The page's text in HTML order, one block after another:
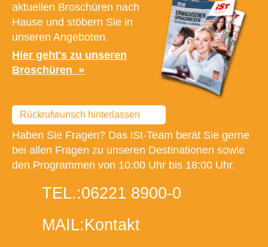
aktuellen Broschüren nach
Hause und stöbern Sie in
unseren Angeboten.
Hier geht's zu unseren
Broschüren
Rückrufwunsch hinterlassen
Haben Sie Fragen? Das iSt-Team berät Sie gerne
bei allen Fragen zu unseren Destinationen sowie
den Programmen von 10:00 Uhr bis 18:00 Uhr.
TEL.:06221 8900-0
MAIL:Kontakt